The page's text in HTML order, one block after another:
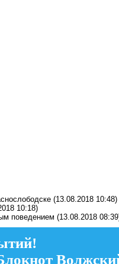
(13.08.2018 10:48)
10:18)
поведением (13.08.2018